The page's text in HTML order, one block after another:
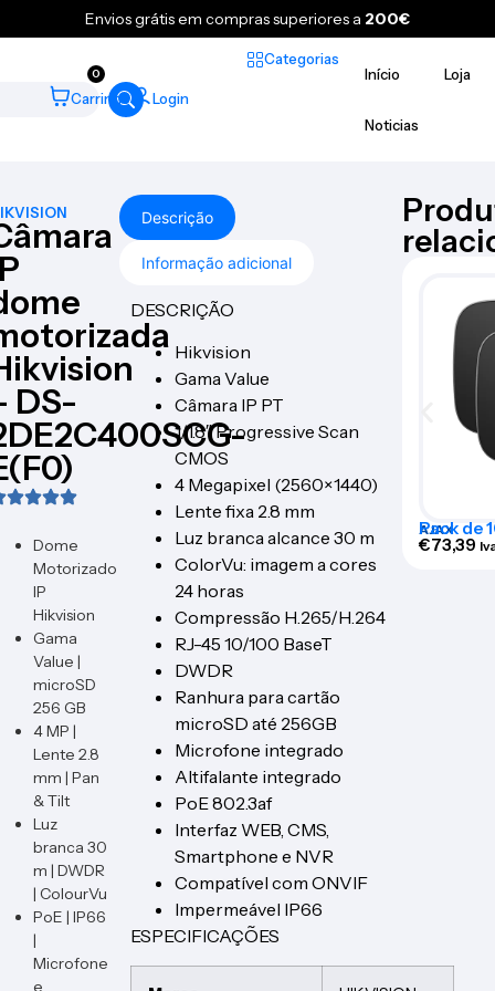
Envios grátis em compras superiores a 200€
0
Carrinho Login
Categorias
Início
Loja
Noticias
DS-
Dome
Motorizado
IP
Hikvision
Gama
Value |
microSD
256 GB
4 MP |
Lente 2.8
mm | Pan
& Tilt
Luz
branca 30
m | DWDR
| ColourVu
PoE | IP66
|
Microfone
e
Descrição
Informação adicional
DESCRIÇÃO
Hikvision
Gama Value
Câmara IP PT
1/1.8″ Progressive Scan
CMOS
4 Megapixel (2560×1440)
Lente fixa 2.8 mm
Luz branca alcance 30 m
ColorVu: imagem a cores
24 horas
Compressão H.265/H.264
RJ-45 10/100 BaseT
DWDR
Ranhura para cartão
microSD até 256GB
Microfone integrado
Altifalante integrado
PoE 802.3af
Interfaz WEB, CMS,
Smartphone e NVR
Compatível com ONVIF
Impermeável IP66
ESPECIFICAÇÕES
AJAX
Pack de
exterior
€73,39